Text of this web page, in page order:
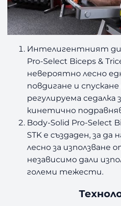
Интелигентният
Pro-Select Biceps &
невероятно лесно
повдигане и
регулируема седалка
кинетично
Body-Solid Pro-Select
STK е създаден, за да
лесно за
независимо дали
големи тежести.